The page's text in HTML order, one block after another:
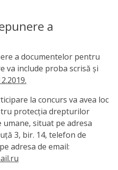
a
a documentelor pentru
va include proba scrisă şi
la concurs va avea loc
protecţia drepturilor
situat pe adresa
3, bir. 14, telefon de
adresa de email: